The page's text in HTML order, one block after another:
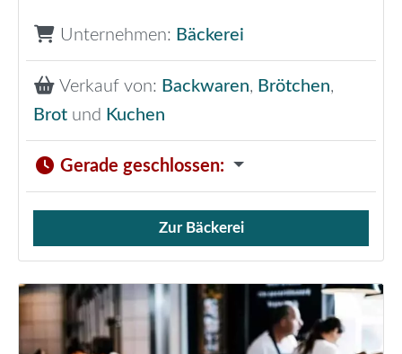
Unternehmen: Bäckerei
Verkauf von: Backwaren, Brötchen,
Brot und Kuchen
Gerade geschlossen:
Verkauf von Brötchen,
Zur Bäckerei